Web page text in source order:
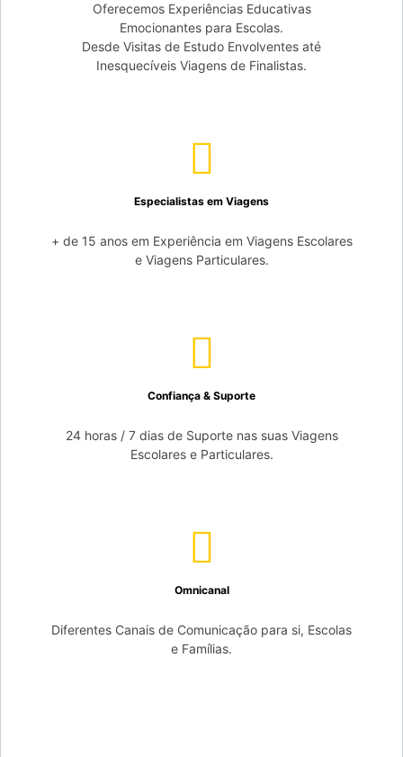
Oferecemos Experiências Educativas
Emocionantes para Escolas.
Desde Visitas de Estudo Envolventes até
Inesquecíveis Viagens de Finalistas.
Especialistas em Viagens
+ de 15 anos em Experiência em Viagens Escolares
e Viagens Particulares.
Confiança & Suporte
24 horas / 7 dias de Suporte nas suas Viagens
Escolares e Particulares.
Omnicanal
Diferentes Canais de Comunicação para si, Escolas
e Famílias.